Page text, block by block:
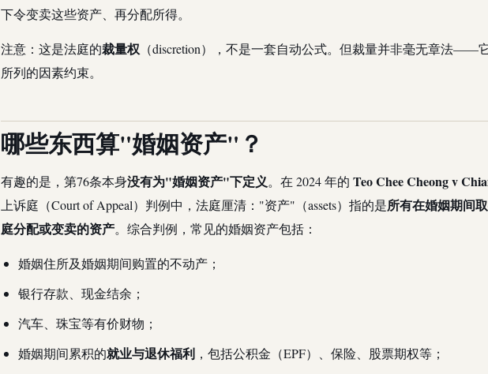
下令变卖这些资产、再分配所得。
注意：这是法庭的裁量权 （discretion），不是一套自动公式。但裁量并非毫无章法——
所列的因素约束。
哪些东西算"婚姻资产"？
有趣的是，第76条本身没有为"婚姻资产"下定义。在 2024 年的 Teo Chee Cheong v
上诉庭（Court of Appeal）判例中，法庭厘清："资产"（assets）指的是所有在婚姻期间
庭分配或变卖的资产。综合判例，常见的婚姻资产包括：
婚姻住所及婚姻期间购置的不动产；
银行存款、现金结余；
汽车、珠宝等有价财物；
婚姻期间累积的就业与退休福利 ，包括公积金（EPF）、保险、股票期权等；